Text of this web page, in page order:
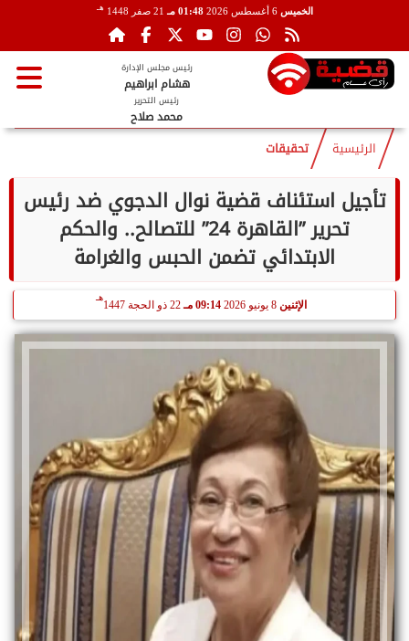
الخميس 6 أغسطس 2026 01:48 مـ 21 صفر 1448 هـ
رئيس مجلس الإدارة
هشام ابراهيم
رئيس التحرير
محمد صلاح
الرئيسية تحقيقات
تأجيل استئناف قضية نوال الدجوي ضد رئيس
تحرير ”القاهرة 24” للتصالح.. والحكم
الابتدائي تضمن الحبس والغرامة
الإثنين 8 يونيو 2026 09:14 مـ 22 ذو الحجة 1447
هـ